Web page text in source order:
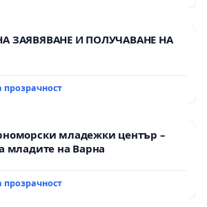
ЗАЯВЯВАНЕ И ПОЛУЧАВАНЕ НА
прозрачност
младежки център –
младите на Варна
прозрачност